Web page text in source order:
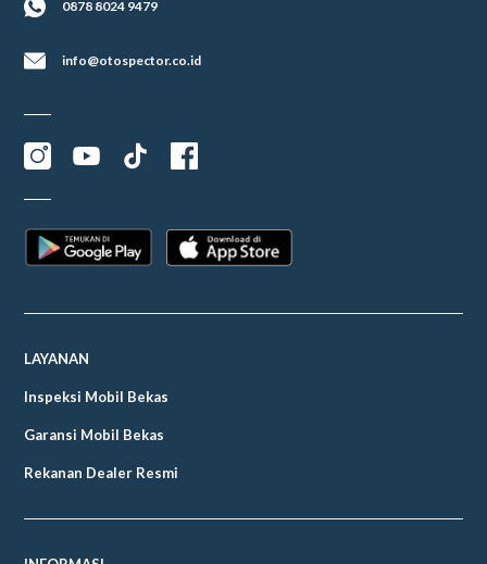
0878 8024 9479
info@otospector.co.id
LAYANAN
Inspeksi Mobil Bekas
Garansi Mobil Bekas
Rekanan Dealer Resmi